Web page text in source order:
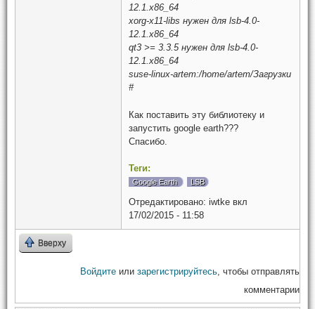
12.1.x86_64
xorg-x11-libs нужен для lsb-4.0-
12.1.x86_64
qt3 >= 3.3.5 нужен для lsb-4.0-
12.1.x86_64
suse-linux-artem:/home/artem/Загрузки
#
Как поставить эту библиотеку и
запустить google earth???
Спасибо.
Теги:
Google Earth LSB
Отредактировано: iwtke вкл
17/02/2015 - 11:58
Вверху
Войдите или зарегистрируйтесь, чтобы отправлять
комментарии